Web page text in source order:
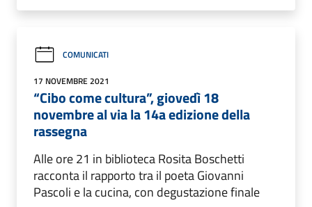
COMUNICATI
17 NOVEMBRE 2021
“Cibo come cultura”, giovedì 18
novembre al via la 14a edizione della
rassegna
Alle ore 21 in biblioteca Rosita Boschetti
racconta il rapporto tra il poeta Giovanni
Pascoli e la cucina, con degustazione finale